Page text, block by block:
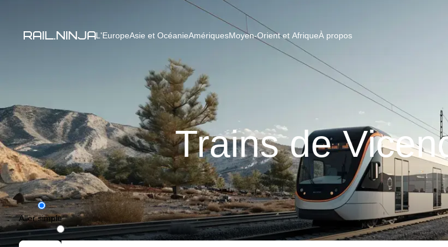
L'EuropeAsie et OcéanieAmériquesMoyen-Orient et AfriqueÀ propos
Trains de
Aller simple
Aller-retour